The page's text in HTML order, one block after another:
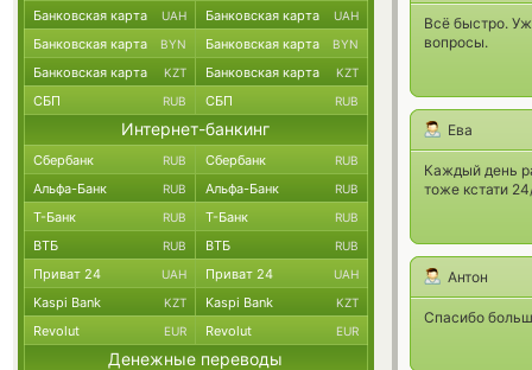
Всё быстро.
вопросы.
Ева
Каждый день
тоже кстати
Антон
Спасибо
Банковская карта UAH Банковская карта UAH
Банковская карта BYN Банковская карта BYN
Банковская карта KZT Банковская карта KZT
СБП RUB СБП RUB
Интернет-банкинг
Сбербанк RUB Сбербанк RUB
Альфа-Банк RUB Альфа-Банк RUB
Т-Банк RUB Т-Банк RUB
ВТБ RUB ВТБ RUB
Приват 24 UAH Приват 24 UAH
Kaspi Bank KZT Kaspi Bank KZT
Revolut EUR Revolut EUR
Денежные переводы